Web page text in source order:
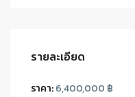
รายละเอียด
ราคา:6,400,000 ฿